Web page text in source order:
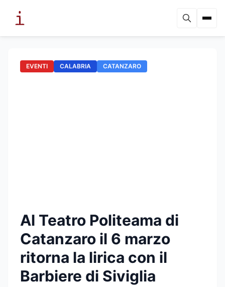
EVENTI CALABRIA CATANZARO
Al Teatro Politeama di
Catanzaro il 6 marzo
ritorna la lirica con il
Barbiere di Siviglia